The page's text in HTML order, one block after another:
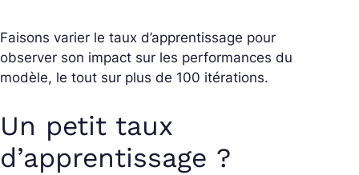
Faisons varier le taux d’apprentissage pour
observer son impact sur les performances du
modèle, le tout sur plus de 100 itérations.
Un petit taux
d’apprentissage ?